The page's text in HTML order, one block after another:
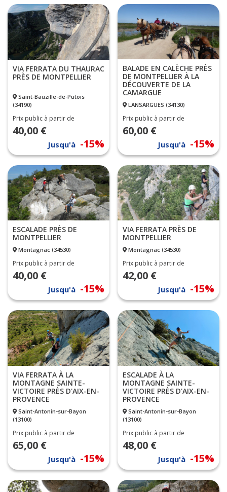
VIA FERRATA DU THAURAC
PRÈS DE MONTPELLIER
Saint-Bauzille-de-Putois
(34190)
Prix public à partir de
40,00 €
Jusqu'à -15%
BALADE EN CALÈCHE PRÈS
DE MONTPELLIER À LA
DÉCOUVERTE DE LA
CAMARGUE
LANSARGUES (34130)
Prix public à partir de
60,00 €
Jusqu'à -15%
ESCALADE PRÈS DE
MONTPELLIER
Montagnac (34530)
Prix public à partir de
40,00 €
Jusqu'à -15%
VIA FERRATA PRÈS DE
MONTPELLIER
Montagnac (34530)
Prix public à partir de
42,00 €
Jusqu'à -15%
VIA FERRATA À LA
MONTAGNE SAINTE-
VICTOIRE PRÈS D'AIX-EN-
PROVENCE
Saint-Antonin-sur-Bayon
(13100)
Prix public à partir de
65,00 €
Jusqu'à -15%
ESCALADE À LA
MONTAGNE SAINTE-
VICTOIRE PRÈS D'AIX-EN-
PROVENCE
Saint-Antonin-sur-Bayon
(13100)
Prix public à partir de
48,00 €
Jusqu'à -15%